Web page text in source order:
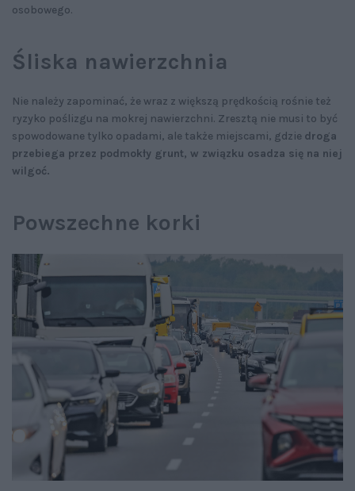
osobowego.
Śliska nawierzchnia
Nie należy zapominać, że wraz z większą prędkością rośnie też
ryzyko poślizgu na mokrej nawierzchni. Zresztą nie musi to być
spowodowane tylko opadami, ale także miejscami, gdzie droga
przebiega przez podmokły grunt, w związku osadza się na niej
wilgoć.
Powszechne korki